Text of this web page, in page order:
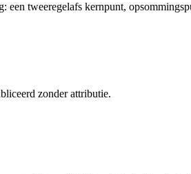
tweeregelafs kernpunt,
zonder attributie.